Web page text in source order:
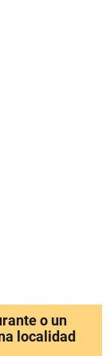
o un
localidad